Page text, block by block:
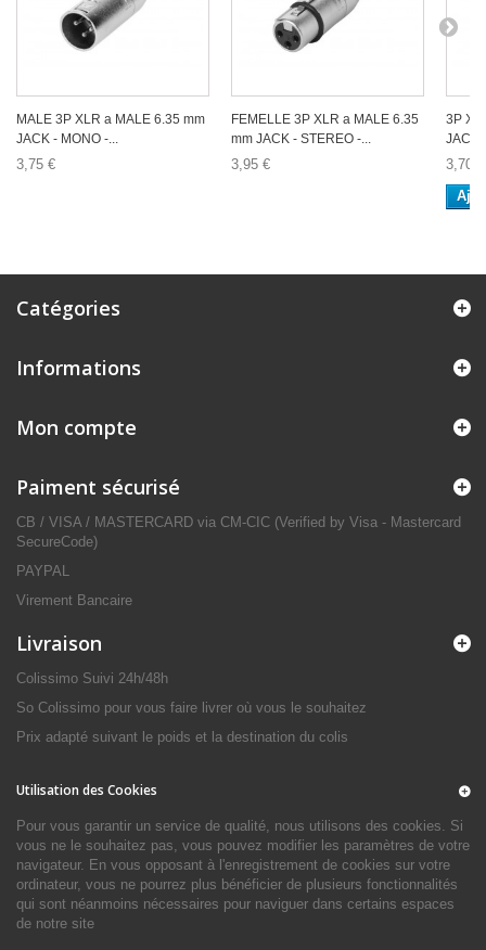
MALE 3P XLR a MALE 6.35 mm
JACK - MONO -...
3,75 €
FEMELLE 3P XLR a MALE 6.35
mm JACK - STEREO -...
3,95 €
3P
JACK
3,70 €
Catégories
Informations
Mon compte
Paiment sécurisé
CB / VISA / MASTERCARD via CM-CIC (Verified by Visa - Mastercard
SecureCode)
PAYPAL
Virement Bancaire
Livraison
Colissimo Suivi 24h/48h
So Colissimo pour vous faire livrer où vous le souhaitez
Prix adapté suivant le poids et la destination du colis
Utilisation des Cookies
Pour vous garantir un service de qualité, nous utilisons des cookies. Si
vous ne le souhaitez pas, vous pouvez modifier les paramètres de votre
navigateur. En vous opposant à l'enregistrement de cookies sur votre
ordinateur, vous ne pourrez plus bénéficier de plusieurs fonctionnalités
qui sont néanmoins nécessaires pour naviguer dans certains espaces
de notre site